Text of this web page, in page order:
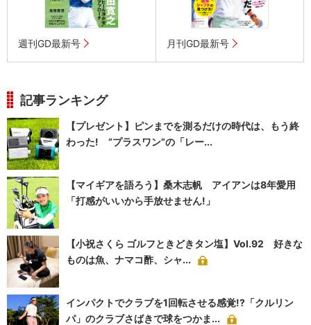
週刊GD最新号 月刊GD最新号
記事ランキング
【プレゼント】ピンまでを測るだけの時代は、もう終
わった! “プラスワン”の「レー...
【マイギアを語ろう】桑木志帆 アイアンは8年愛用
「打感がいいから手放せません!」
【小祝さくら ゴルフときどきタン塩】Vol.92 好きな
ものは魚、ナマコ酢、シャ...
インパクトでクラブを1回転させる感覚!?「クルリン
パ」のクラブさばきで球をつかま...